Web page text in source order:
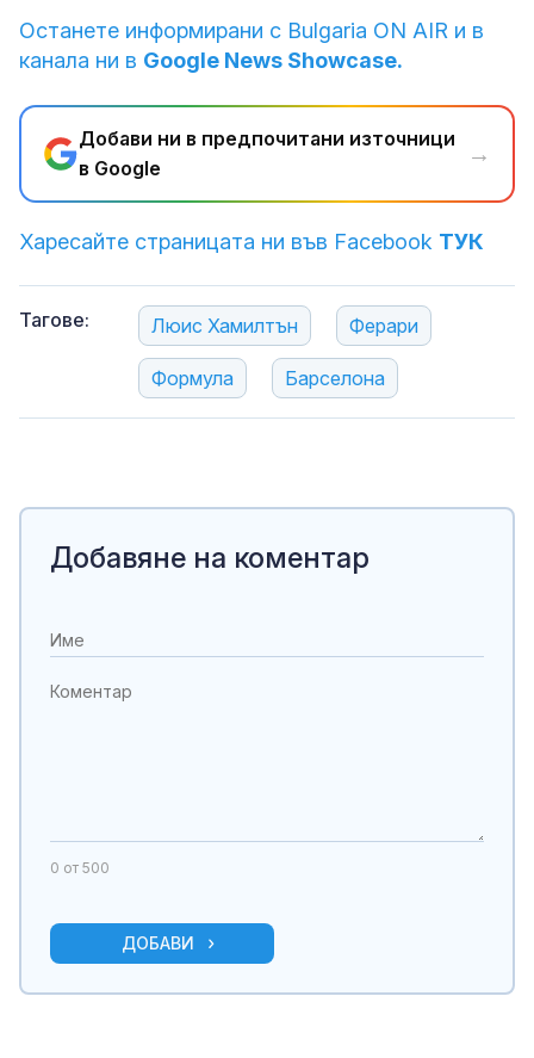
Останете информирани с Bulgaria ON AIR и в
канала ни в Google News Showcase.
Добави ни в предпочитани източници
в Google
→
Харесайте страницата ни във Facebook ТУК
Тагове: Люис Хамилтън Ферари
Формула Барселона
Добавяне на коментар
0 от 500
ДОБАВИ